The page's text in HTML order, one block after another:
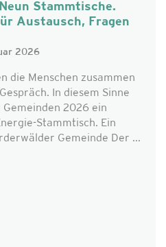
Stammtische.
Austausch, Fragen
2026
die Menschen zusammen
In diesem Sinne
2026 ein
Stammtisch. Ein
Gemeinde Der ...